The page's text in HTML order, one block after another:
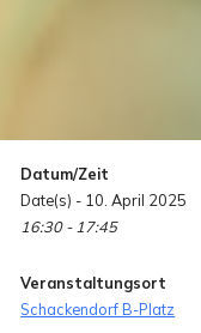
Datum/Zeit
Date(s) - 10. April 2025
16:30 - 17:45
Veranstaltungsort
Schackendorf B-Platz